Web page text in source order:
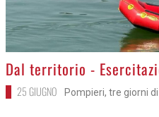
>
Dal territorio -
25 GIUGNO Pompieri, tre giorni